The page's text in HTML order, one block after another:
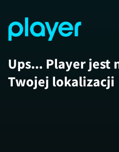
Ups... Player jest
Twojej lokalizacji